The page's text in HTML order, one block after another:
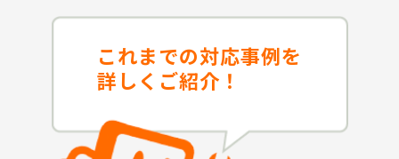
これまでの対応事例を
詳しくご紹介！